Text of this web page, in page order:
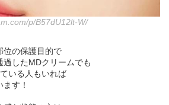
p/B57dU12lt-W/
位の保護目的で
したMDクリームでも
いる人もいれば
す！